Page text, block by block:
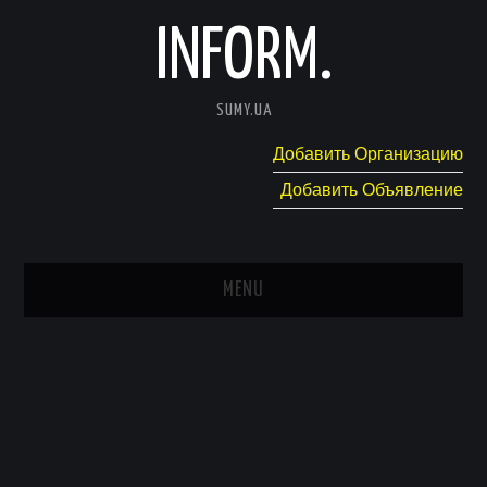
INFORM.
SUMY.UA
Добавить Организацию
Добавить Объявление
MENU